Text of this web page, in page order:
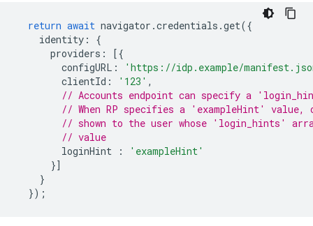
return await navigator .credentials .get({
identity :
{
providers :
[{
configURL :
'https://idp.example/
clientId : '123' ,
// Accounts endpoint can specify a
// When RP specifies a 'exampleHint' value,
// shown to the user whose 'login_hints'
// value
loginHint
:
'exampleHint'
}]
}
});